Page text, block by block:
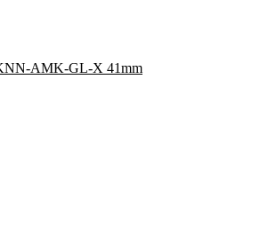
AMK-GL-X 41mm